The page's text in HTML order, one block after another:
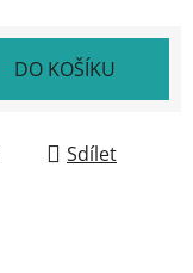
DO KOŠÍKU
Sdílet